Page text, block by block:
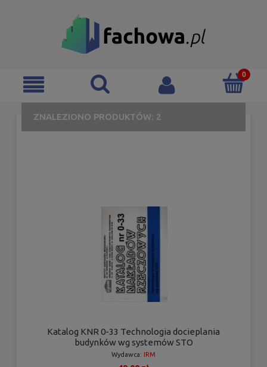
ZNALEZIONO PRODUKTÓW: 2
Katalog KNR 0-33 Technologia docieplania
budynków wg systemów STO
Wydawca: IRM